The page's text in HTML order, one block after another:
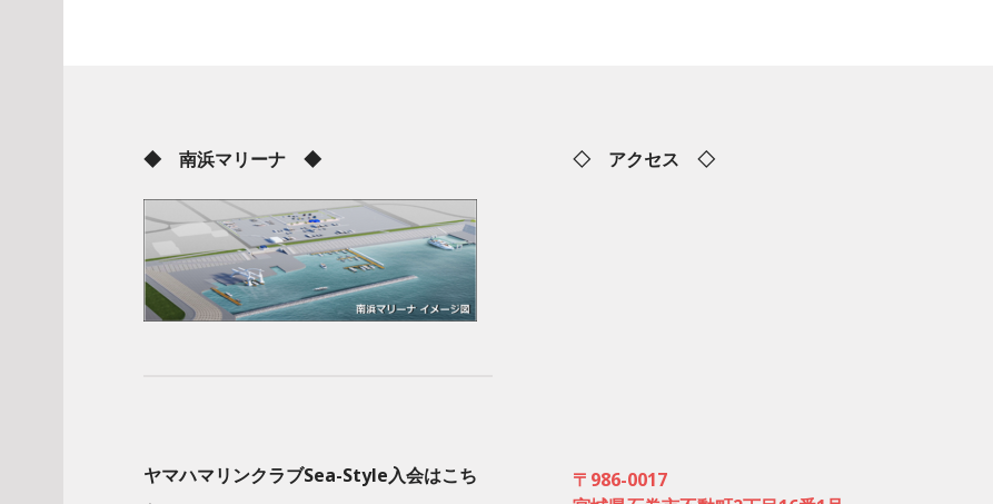
◆ 南浜マリーナ ◆
ヤマハマリンクラブSea-Style入会はこち
◇ アクセス ◇
〒986-0017